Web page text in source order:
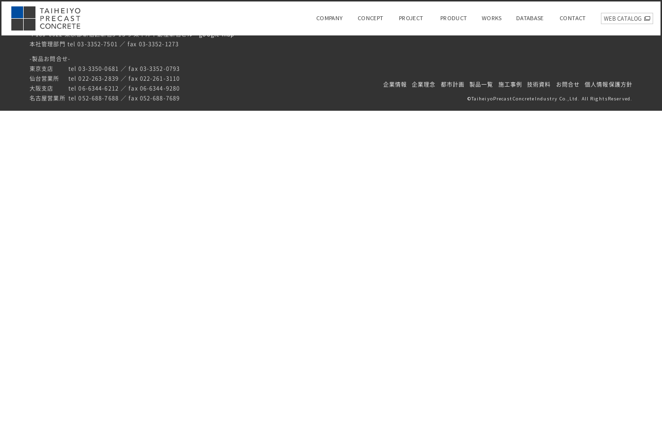
COMPANY CONCEPT PROJECT PRODUCT WORKS DATABASE CONTACT WEB CATALOG
本社管理部門 tel 03-3352-7501 ／ fax 03-3352-1273
-製品お問合せ-
東京支店
tel 03-3350-0681 ／ fax 03-3352-0793
仙台営業所
tel 022-263-2839 ／ fax 022-261-3110
大阪支店
tel 06-6344-6212 ／ fax 06-6344-9280
名古屋営業所
tel 052-688-7688 ／ fax 052-688-7689
企業情報 企業理念 都市計画 製品一覧 施工事例 技術資料 お問合せ 個人情報保護方針
TaiheiyoPrecastConcreteIndustry Co.,Ltd. All RightsReserved.